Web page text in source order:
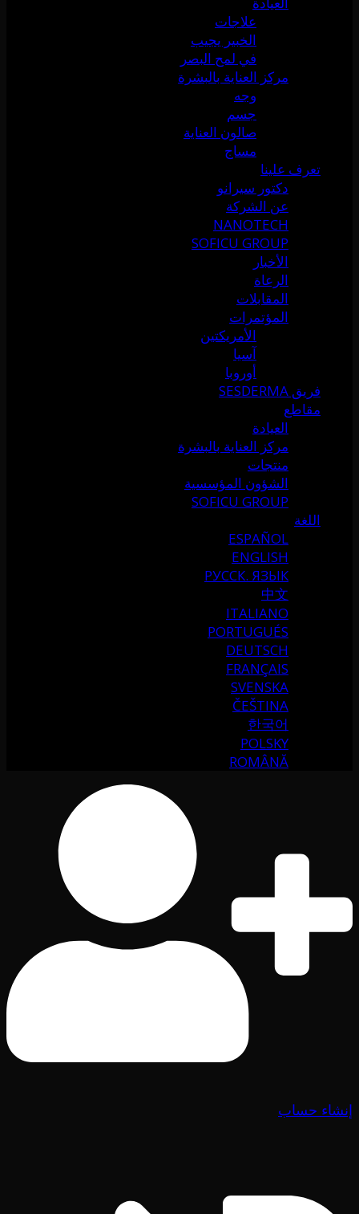
علاجات
الخبير يجيب
في لمح البصر
مركز العناية بالبشرة
وجه
جسم
صالون العناية
مساج
تعرف علينا
دكتور سيرانو
عن الشركة
NANOTECH
SOFICU GROUP
الأخبار
الرعاة
المقابلات
المؤتمرات
الأمريكتين
آسيا
أوروبا
فريق SESDERMA
مقاطع
العيادة
مركز العناية بالبشرة
منتجات
الشؤون المؤسسية
SOFICU GROUP
اللغة
ESPAÑOL
ENGLISH
РУССК. ЯЗЫК
中文
ITALIANO
PORTUGUÉS
DEUTSCH
FRANÇAIS
SVENSKA
ČEŠTINA
한국어
POLSKY
ROMÂNĂ
إنشاء حساب